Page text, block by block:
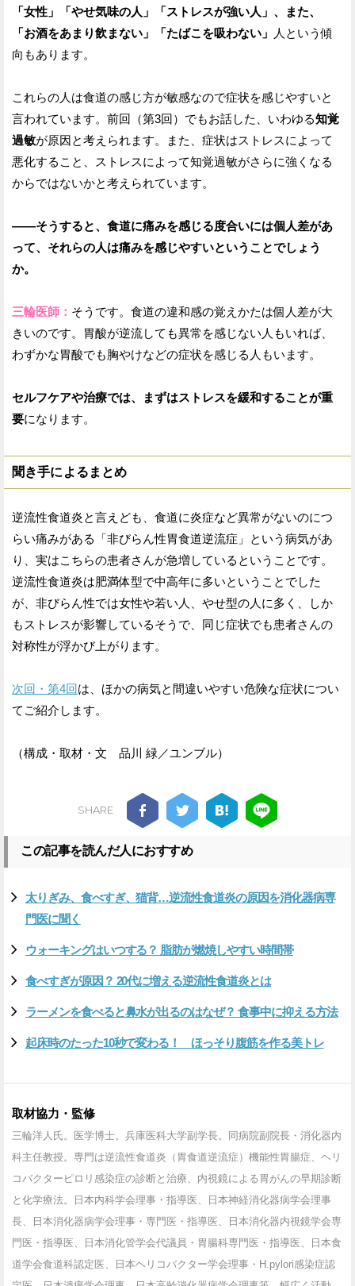
「女性」「やせ気味の人」「ストレスが強い人」、また、
「お酒をあまり飲まない」「たばこを吸わない」
人という傾
向もあります。
これらの人は食道の感じ方が敏感なので症状を感じやすいと
言われています。前回（第3回）でもお話した、いわゆる知覚
過敏が原因と考えられます。また、症状はストレスによって
悪化すること、ストレスによって知覚過敏がさらに強くなる
からではないかと考えられています。
——そうすると、食道に痛みを感じる度合いには個人差があ
って、それらの人は痛みを感じやすいということでしょう
か。
三輪医師： そうです。食道の違和感の覚えかたは個人差が大
きいのです。胃酸が逆流しても異常を感じない人もいれば、
わずかな胃酸でも胸やけなどの症状を感じる人もいます。
セルフケアや治療では、まずはストレスを緩和することが重
要になります。
聞き手によるまとめ
逆流性食道炎と言えども、食道に炎症など異常がないのにつ
らい痛みがある「非びらん性胃食道逆流症」という病気があ
り、実はこちらの患者さんが急増しているということです。
逆流性食道炎は肥満体型で中高年に多いということでした
が、非びらん性では女性や若い人、やせ型の人に多く、しか
もストレスが影響しているそうで、同じ症状でも患者さんの
対称性が浮かび上がります。
次回・第4回は、ほかの病気と間違いやすい危険な症状につい
てご紹介します。
（構成・取材・文 品川 緑／ユンブル）
SHARE
この記事を読んだ人におすすめ
太りぎみ、食べすぎ、猫背…逆流性食道炎の原因を消化器病専
門医に聞く
ウォーキングはいつする？ 脂肪が燃焼しやすい時間帯
食べすぎが原因？ 20代に増える逆流性食道炎とは
ラーメンを食べると鼻水が出るのはなぜ？ 食事中に抑える方法
起床時のたった10秒で変わる！ ほっそり腹筋を作る美トレ
取材協力・監修
三輪洋人氏。医学博士。兵庫医科大学副学長。同病院副院長・消化器内
科主任教授。専門は逆流性食道炎（胃食道逆流症）機能性胃腸症、ヘリ
コバクターピロリ感染症の診断と治療、内視鏡による胃がんの早期診断
と化学療法。日本内科学会理事・指導医、日本神経消化器病学会理事
長、日本消化器病学会理事・専門医・指導医、日本消化器内視鏡学会専
門医・指導医、日本消化管学会代議員・胃腸科専門医・指導医、日本食
道学会食道科認定医、日本ヘリコバクター学会理事・H.pylori感染症認